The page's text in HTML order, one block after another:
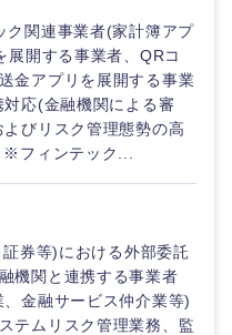
宮崎県
沖縄県
ク関連事業者(家計簿アプ
展開する事業者、QRコ
金アプリを展開する事業
応(金融機関による審
びリスク管理態勢の高
フィンテック...
券等)における外部委託
機関と連携する事業者
金融サービス仲介業等)
テムリスク管理業務、監